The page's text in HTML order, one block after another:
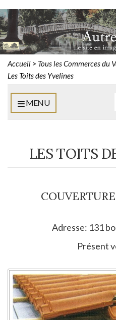
Accueil > Tous les Commerces du
Les Toits des Yvelines
MENU
LES TOITS
Adresse: 131
Présent